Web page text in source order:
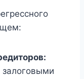
залоговыми